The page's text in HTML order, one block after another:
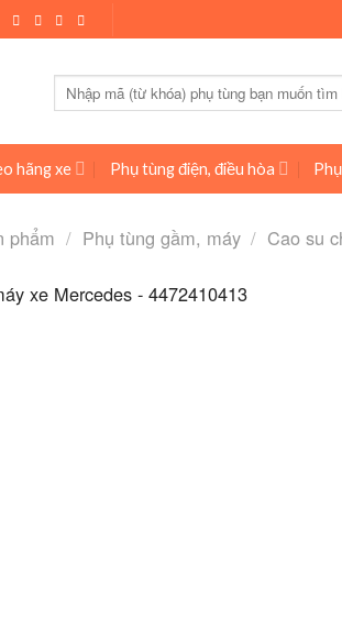
Tìm
kiếm:
hãng xe Phụ tùng điện, điều hòa
phẩm / Phụ tùng gầm, máy / Cao su